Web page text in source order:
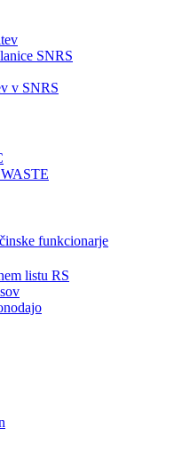
SNRS
v SNRS
funkcionarje
listu RS